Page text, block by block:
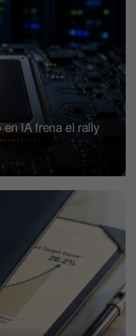
IA frena el rally